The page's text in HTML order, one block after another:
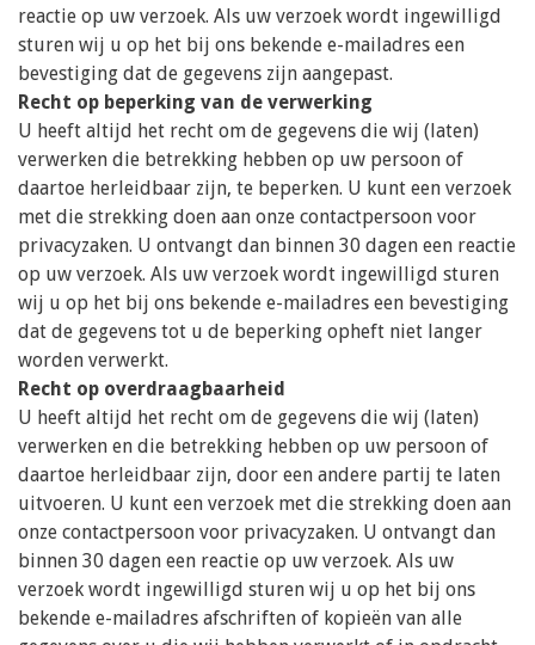
reactie op uw verzoek. Als uw verzoek wordt ingewilligd
sturen wij u op het bij ons bekende e-mailadres een
bevestiging dat de gegevens zijn aangepast.
Recht op beperking van de verwerking
U heeft altijd het recht om de gegevens die wij (laten)
verwerken die betrekking hebben op uw persoon of
daartoe herleidbaar zijn, te beperken. U kunt een verzoek
met die strekking doen aan onze contactpersoon voor
privacyzaken. U ontvangt dan binnen 30 dagen een reactie
op uw verzoek. Als uw verzoek wordt ingewilligd sturen
wij u op het bij ons bekende e-mailadres een bevestiging
dat de gegevens tot u de beperking opheft niet langer
worden verwerkt.
Recht op overdraagbaarheid
U heeft altijd het recht om de gegevens die wij (laten)
verwerken en die betrekking hebben op uw persoon of
daartoe herleidbaar zijn, door een andere partij te laten
uitvoeren. U kunt een verzoek met die strekking doen aan
onze contactpersoon voor privacyzaken. U ontvangt dan
binnen 30 dagen een reactie op uw verzoek. Als uw
verzoek wordt ingewilligd sturen wij u op het bij ons
bekende e-mailadres afschriften of kopieën van alle